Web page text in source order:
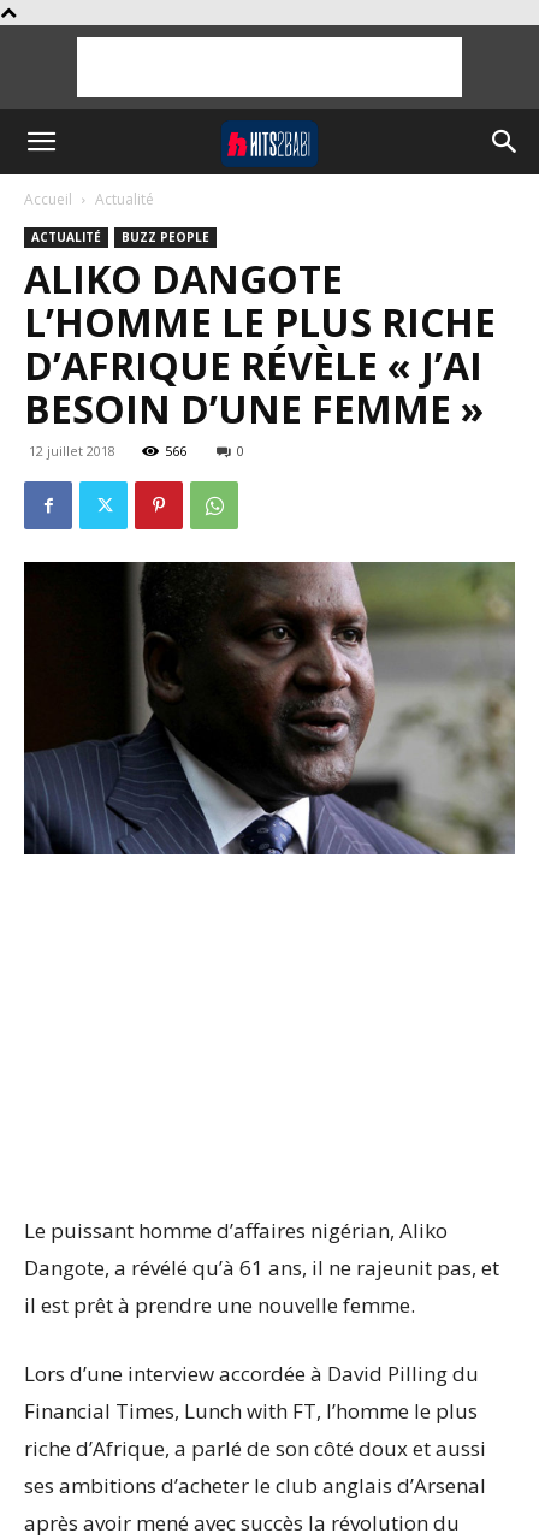
Accueil Actualité
ACTUALITÉ BUZZ PEOPLE
ALIKO DANGOTE
L’HOMME LE PLUS RICHE
D’AFRIQUE RÉVÈLE « J’AI
BESOIN D’UNE FEMME »
12 juillet 2018 566 0
Le puissant homme d’affaires nigérian, Aliko
Dangote, a révélé qu’à 61 ans, il ne rajeunit pas, et
il est prêt à prendre une nouvelle femme.
Lors d’une interview accordée à David Pilling du
Financial Times, Lunch with FT, l’homme le plus
riche d’Afrique, a parlé de son côté doux et aussi
ses ambitions d’acheter le club anglais d’Arsenal
après avoir mené avec succès la révolution du